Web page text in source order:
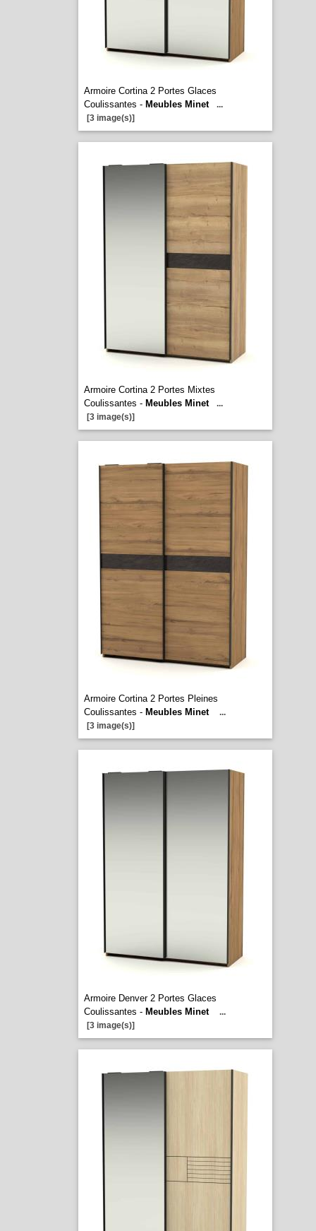
Armoire Cortina 2 Portes Glaces
Coulissantes - Meubles Minet
...
[3 image(s)]
Armoire Cortina 2 Portes Mixtes
Coulissantes - Meubles Minet
...
[3 image(s)]
Armoire Cortina 2 Portes Pleines
Coulissantes - Meubles Minet
...
[3 image(s)]
Armoire Denver 2 Portes Glaces
Coulissantes - Meubles Minet
...
[3 image(s)]